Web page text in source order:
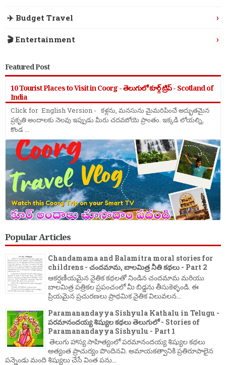
✈️ Budget Travel ›
🎬 Entertainment ›
Featured Post
10 Tourist Places to Visit in Coorg - తెలుగులో కూర్గ్ ట్రిప్ - Scotland of
India
Click for English Version - కళ్లను, మనసును మైమరిపించే అద్భుతమైన
ప్రకృతి అందాలకు నెలవు ఇప్పుడు మీరు చదవబోయె ప్రాంతం. ఇక్కడి లోయల్ని,
కొండ ...
Popular Articles
Chandamama and Balamitra moral stories for
childrens - చందమామ, బాలమిత్ర నీతి కథలు - Part 2
ఆకర్షణీయమైన నైతిక కథలతో నిండిన చందమామ మరియు
బాలమిత్ర పత్రికల ప్రపంచంలో మీ బిడ్డను తీసుకెళ్ళండి. ఈ
ప్రియమైన ప్రచురణలు ప్రాథమిక నైతిక విలువలన...
Paramanandayya Sishyula Kathalu in Telugu -
పరమానందయ్య శిష్యుల కథలు తెలుగులో - Stories of
Paramanandayya Sishyulu - Part 1
తెలుగు హాస్య సాహిత్యంలో పరమానందయ్య శిష్యుల కథలు
అత్యంత ప్రాచుర్యం పొందినవి. అమాయకత్వానికి ప్రతిరూపాలైన
పన్నెండు మంది శిష్యులు చేసే వింత పను...